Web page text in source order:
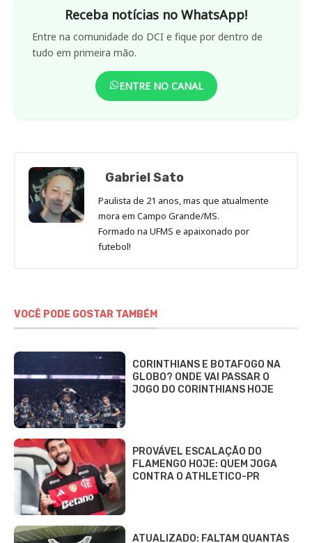
Receba notícias no WhatsApp!
Entre na comunidade do DCI e fique por dentro de
tudo em primeira mão.
ENTRE NO CANAL
Gabriel Sato
Paulista de 21 anos, mas que atualmente
mora em Campo Grande/MS.
Formado na UFMS e apaixonado por
futebol!
VOCÊ PODE GOSTAR TAMBÉM
CORINTHIANS E BOTAFOGO NA
GLOBO? ONDE VAI PASSAR O
JOGO DO CORINTHIANS HOJE
PROVÁVEL ESCALAÇÃO DO
FLAMENGO HOJE: QUEM JOGA
CONTRA O ATHLETICO-PR
ATUALIZADO: FALTAM QUANTAS